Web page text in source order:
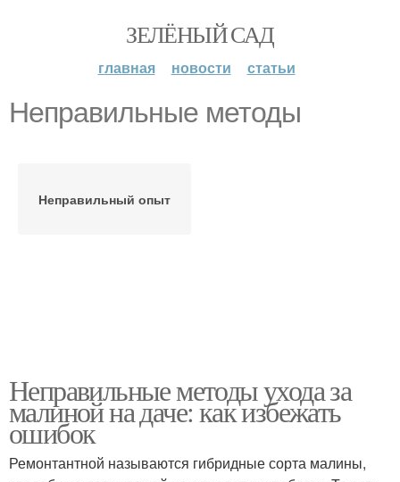
ЗЕЛЁНЫЙ САД
главная новости статьи
Неправильные методы
Неправильный опыт
Неправильные методы ухода за
малиной на даче: как избежать
ошибок
Ремонтантной называются гибридные сорта малины,